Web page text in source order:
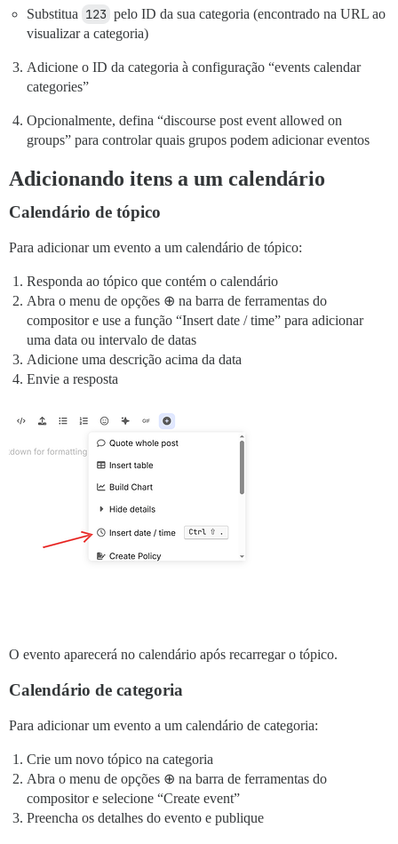
Substitua 123 pelo ID da sua categoria (encontrado na URL ao
visualizar a categoria)
Adicione o ID da categoria à configuração “events calendar
categories”
Opcionalmente, defina “discourse post event allowed on
groups” para controlar quais grupos podem adicionar eventos
Adicionando itens a um calendário
Calendário de tópico
Para adicionar um evento a um calendário de tópico:
Responda ao tópico que contém o calendário
Abra o menu de opções ⊕ na barra de ferramentas do
compositor e use a função “Insert date / time” para adicionar
uma data ou intervalo de datas
Adicione uma descrição acima da data
Envie a resposta
O evento aparecerá no calendário após recarregar o tópico.
Calendário de categoria
Para adicionar um evento a um calendário de categoria:
Crie um novo tópico na categoria
Abra o menu de opções ⊕ na barra de ferramentas do
compositor e selecione “Create event”
Preencha os detalhes do evento e publique